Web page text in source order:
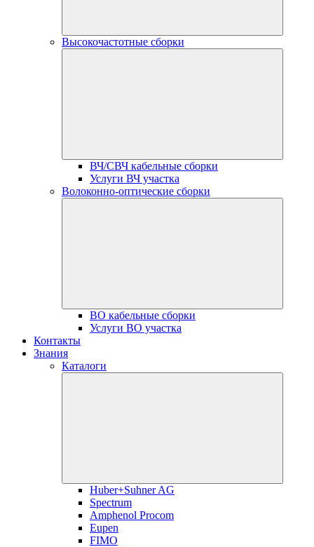
Высокочастотные сборки
ВЧ/СВЧ кабельные сборки
Услуги ВЧ участка
Волоконно-оптические сборки
ВО кабельные сборки
Услуги ВО участка
Контакты
Знания
Каталоги
Huber+Suhner AG
Spectrum
Amphenol Procom
Eupen
FIMO